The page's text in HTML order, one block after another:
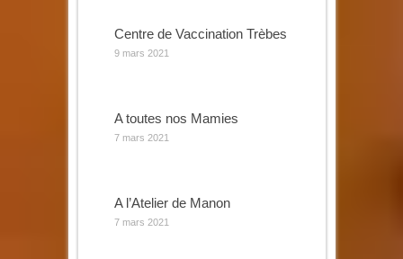
Centre de Vaccination Trèbes
9 mars 2021
A toutes nos Mamies
7 mars 2021
A l’Atelier de Manon
7 mars 2021